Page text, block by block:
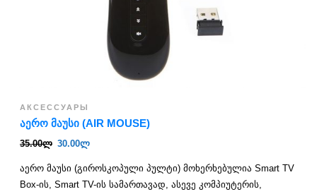
АКСЕССУАРЫ
ᲐᲔᲠᲝ ᲛᲐᲣᲡᲘ (AIR MOUSE)
35.00ლ 30.00ლ
აერო მაუსი (გიროსკოპული პულტი) მოხერხებულია Smart TV
Box-ის, Smart TV-ის სამართავად, ასევე კომპიუტერის,